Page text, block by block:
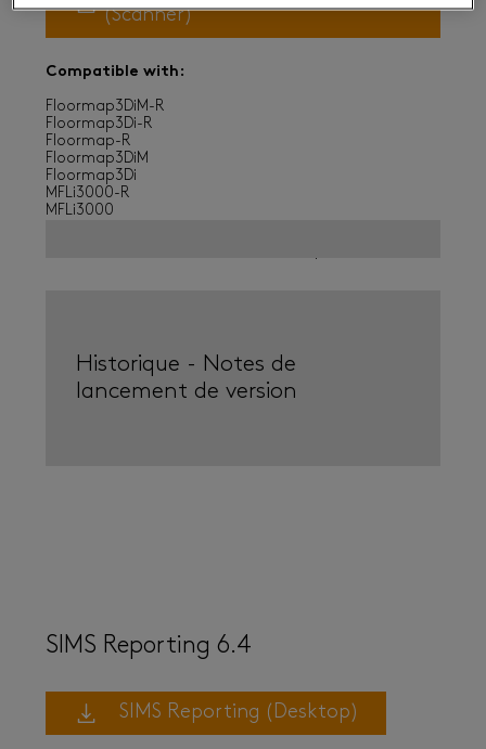
(Scanner)
Compatible with:
Floormap3DiM-R
Floormap3Di-R
Floormap-R
Floormap3DiM
Floormap3Di
MFLi3000-R
MFLi3000
Historique - Notes de
lancement de version
SIMS Reporting 6.4
SIMS Reporting (Desktop)